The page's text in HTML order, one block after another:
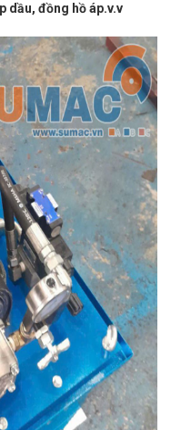
dầu, đồng hồ áp.v.v